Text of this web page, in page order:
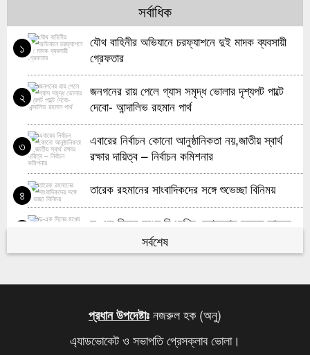
জাতীয় সাংবাদিক সংস্থা প্রতিষ্ঠাতা মরহুম মুহাম্মদ আলতাফ
হোসেন স্মরণ সভা অনুষ্ঠিত
ভোলায় মাদকবিরোধী মানববন্ধন ও র‌্যালি অনুষ্ঠিত
৯ ভোলায় চিহ্নিত মাদক ব্যবসায়ী আটক
১০
ভোলা-বরিশাল সেতু চাই ডকুমেন্টারি নির্মাণ ভোলা’র কনটেন্ট
ক্রিয়েটরদের উদ্যোগে
সর্বাধিক
১
যৌথ বাহিনীর অভিযানে চরফ্যাশনে দুই মাদক ব্যবসায়ী
গ্রেফতার
২
জনগনের রায় পেলে গ্যাস সমৃদ্ধ ভোলার দৃশ্যপট পাল্টে
দেবো- আন্দালিভ রহমান পার্থ
৩
এবারের নির্বাচন কোনো আনুষ্ঠানিকতা নয়,জাতীয় স্বার্থ
রক্ষার দায়িত্ব – নির্বাচন কমিশনার
৪ তারেক রহমানের সাংবাদিকদের সঙ্গে শুভেচ্ছা বিনিময়
দু-এক দিনের মধ্যে বিএনপির চেয়ারম্যান হচ্ছেন তারেক
মেজর হাফিজের দ্বিগুণ তার স্ত্রীর সম্পদ
খালেদা জিয়ার সমাধিতে শ্রদ্ধা জানাতে আজও মানুষের ঢল
সর্বশেষ
প্রধান উপদেষ্টাঃনজরুল হক (অনু)
এ্যাডভোকেট ও সভাপতি প্রেসক্লাব ভোলা।